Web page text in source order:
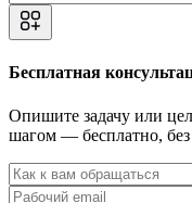
Бесплатная
Опишите задачу или
шагом — бесплатно, без